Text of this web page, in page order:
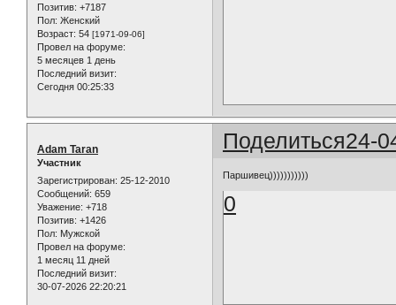
Позитив: +7187
Пол: Женский
Возраст: 54 [1971-09-06]
Провел на форуме:
5 месяцев 1 день
Последний визит:
Сегодня 00:25:33
Поделиться24-
Adam Taran
Участник
Зарегистрирован: 25-12-2010
Сообщений: 659
Уважение: +718
Позитив: +1426
Пол: Мужской
Провел на форуме:
1 месяц 11 дней
Последний визит:
30-07-2026 22:20:21
Паршивец)))))))))))
0